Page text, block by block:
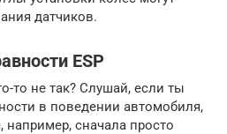
датчиков.
ESP
то не так? Слушай, если ты
в поведении автомобиля,
например, сначала просто